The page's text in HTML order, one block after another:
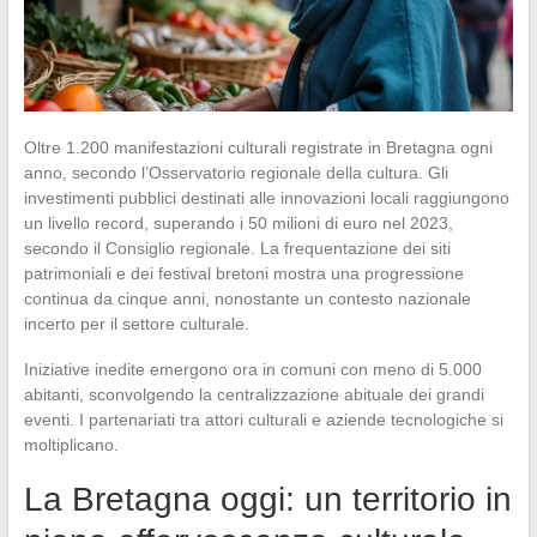
Oltre 1.200 manifestazioni culturali registrate in Bretagna ogni
anno, secondo l’Osservatorio regionale della cultura. Gli
investimenti pubblici destinati alle innovazioni locali raggiungono
un livello record, superando i 50 milioni di euro nel 2023,
secondo il Consiglio regionale. La frequentazione dei siti
patrimoniali e dei festival bretoni mostra una progressione
continua da cinque anni, nonostante un contesto nazionale
incerto per il settore culturale.
Iniziative inedite emergono ora in comuni con meno di 5.000
abitanti, sconvolgendo la centralizzazione abituale dei grandi
eventi. I partenariati tra attori culturali e aziende tecnologiche si
moltiplicano.
La Bretagna oggi: un territorio in